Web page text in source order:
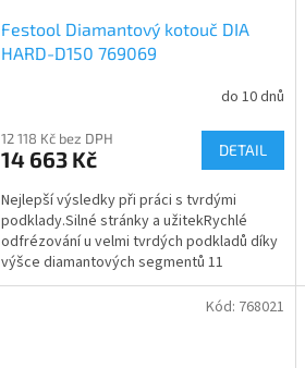
Festool Diamantový kotouč DIA
HARD-D150 769069
do 10 dnů
12 118 Kč bez DPH
14 663 Kč DETAIL
Nejlepší výsledky při práci s tvrdými
podklady.Silné stránky a užitekRychlé
odfrézování u velmi tvrdých podkladů díky
výšce diamantových segmentů 11
mmPrvotřídní materiály a...
Kód: 768021